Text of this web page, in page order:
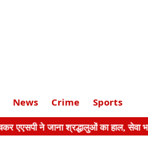
News Crime Sports